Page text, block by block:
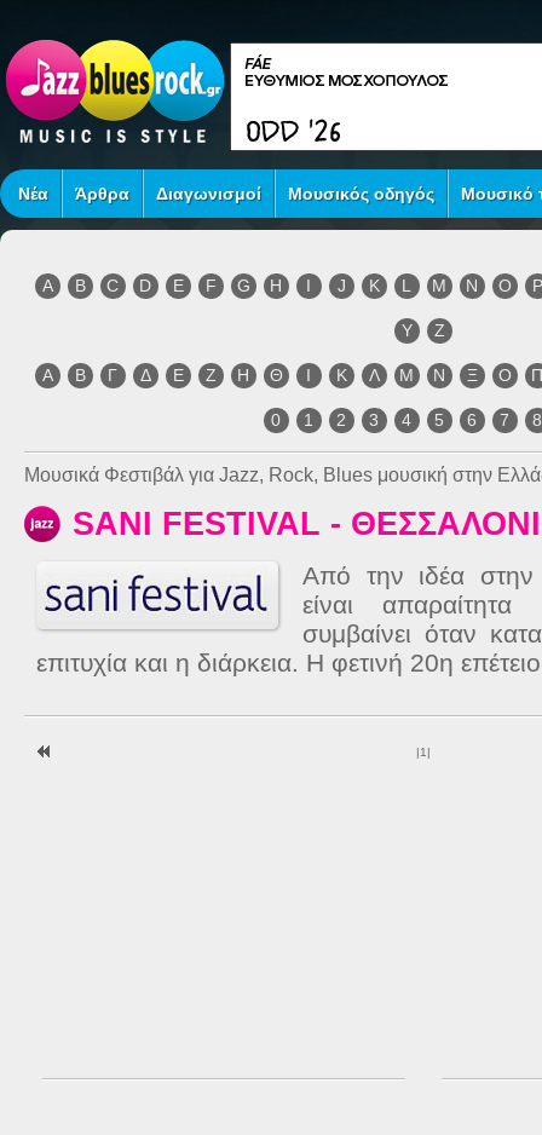
Νέα Άρθρα Διαγωνισμοί Μουσικός οδηγός Μουσικό
A B C D E F G H I J K L M N O P
Y Z
Α Β Γ Δ Ε Ζ Η Θ Ι Κ Λ Μ Ν Ξ Ο
0 1 2 3 4 5 6 7 8
Μουσικά Φεστιβάλ για Jazz, Rock, Blues μουσική στην
SANI FESTIVAL -
Από την ιδέα
είναι
συμβαίνει όταν
επιτυχία και η διάρκεια. Η φετινή 20η
|1 |